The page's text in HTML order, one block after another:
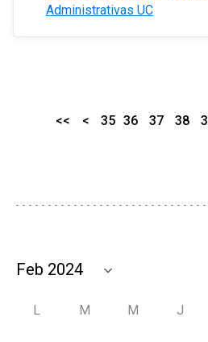
Administrativas UC
<< < 35 36 37 38
L M M J